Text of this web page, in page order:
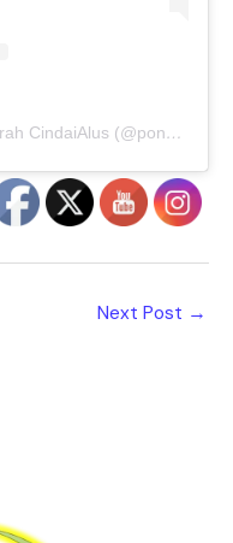
A post shared by Pondok Darul Hijrah CindaiAlus (@pondokdarulhijrah)
Next Post →